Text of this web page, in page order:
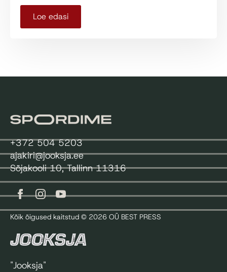
Loe edasi
+372 504 5203
ajakiri@jooksja.ee
Sõjakooli 10, Tallinn 11316
Kõik õigused kaitstud © 2026 OÜ BEST PRESS
"Jooksja"